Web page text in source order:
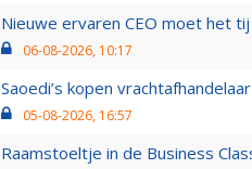
Nieuwe ervaren CEO moet het
06-08-2026, 10:17
Saoedi’s kopen
05-08-2026, 16:57
Raamstoeltje in de Business